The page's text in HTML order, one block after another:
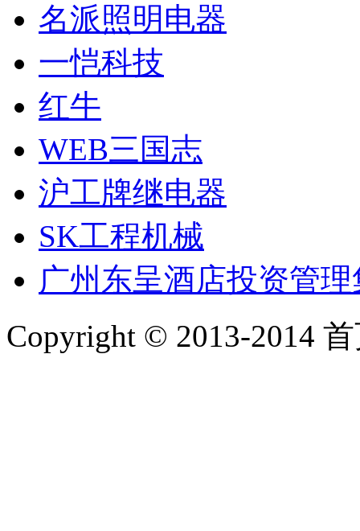
名派照明电器
一恺科技
红牛
WEB三国志
沪工牌继电器
SK工程机械
广州东呈酒店投资管
Copyright © 2013-2014